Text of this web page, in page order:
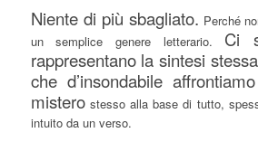
Niente di più sbagliato. Perché
un semplice genere letterario. Ci
rappresentano la sintesi
che d’insondabile
misterostesso alla base di tutto,
intuito da un verso.